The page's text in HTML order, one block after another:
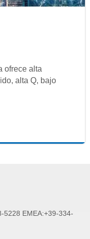
ofrece alta
alta Q, bajo
5228 EMEA:+39-334-